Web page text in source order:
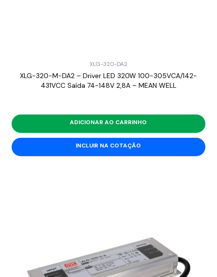
XLG-320-DA2
XLG-320-M-DA2 – Driver LED 320W 100-305VCA/142-
431VCC Saída 74-148V 2,8A – MEAN WELL
ADICIONAR AO CARRINHO
INCLUIR NA COTAÇÃO